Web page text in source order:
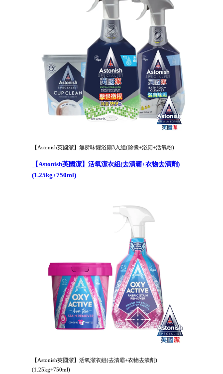
【Astonish英國潔】無所味懼浴廁3入組(除黴+浴廁+活氧粉)
【Astonish英國潔】活氧潔衣組(去漬霸+衣物去漬劑)
(1.25kg+750ml)
【Astonish英國潔】活氧潔衣組(去漬霸+衣物去漬劑)
(1.25kg+750ml)